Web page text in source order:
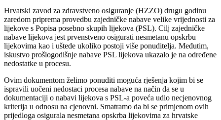
Hrvatski zavod za zdravstveno osiguranje (HZZO) drugu godinu
zaredom priprema provedbu zajedničke nabave velike vrijednosti za
lijekove s Popisa posebno skupih lijekova (PSL). Cilj zajedničke
nabave lijekova jest prvenstveno osigurati nesmetanu opskrbu
lijekovima kao i uštede ukoliko postoji više ponuditelja. Međutim,
iskustvo prošlogodišnje nabave PSL lijekova ukazalo je na određene
nedostatke u procesu.
Ovim dokumentom želimo ponuditi moguća rješenja kojim bi se
ispravili uočeni nedostaci procesa nabave na način da se u
dokumentaciji o nabavi lijekova s PSL-a poveća udio necjenovnog
kriterija u odnosu na cjenovni. Smatramo da bi se primjenom ovih
prijedloga osigurala nesmetana opskrba lijekovima za hrvatske